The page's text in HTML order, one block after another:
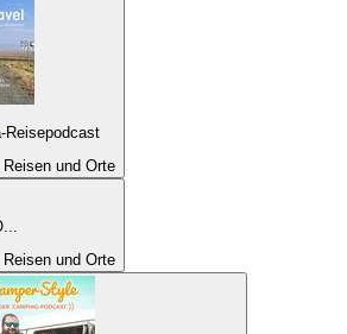
Reisepodcast
und Orte
und Orte